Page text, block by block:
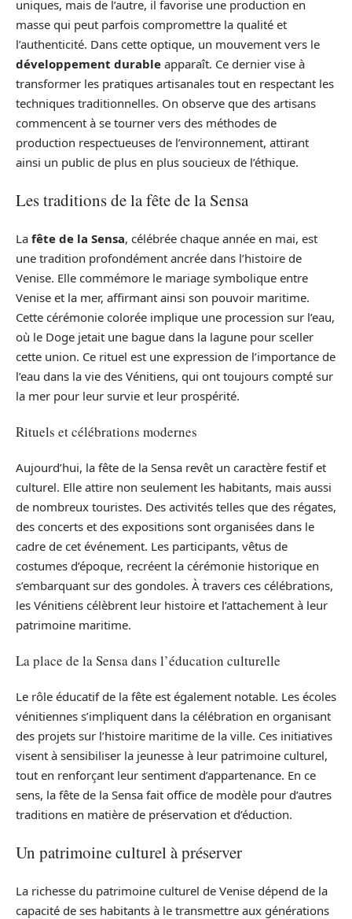
uniques, mais de l’autre, il favorise une production en
masse qui peut parfois compromettre la qualité et
l’authenticité. Dans cette optique, un mouvement vers le
développement durable apparaît. Ce dernier vise à
transformer les pratiques artisanales tout en respectant les
techniques traditionnelles. On observe que des artisans
commencent à se tourner vers des méthodes de
production respectueuses de l’environnement, attirant
ainsi un public de plus en plus soucieux de l’éthique.
Les traditions de la fête de la Sensa
La fête de la Sensa, célébrée chaque année en mai, est
une tradition profondément ancrée dans l’histoire de
Venise. Elle commémore le mariage symbolique entre
Venise et la mer, affirmant ainsi son pouvoir maritime.
Cette cérémonie colorée implique une procession sur l’eau,
où le Doge jetait une bague dans la lagune pour sceller
cette union. Ce rituel est une expression de l’importance de
l’eau dans la vie des Vénitiens, qui ont toujours compté sur
la mer pour leur survie et leur prospérité.
Rituels et célébrations modernes
Aujourd’hui, la fête de la Sensa revêt un caractère festif et
culturel. Elle attire non seulement les habitants, mais aussi
de nombreux touristes. Des activités telles que des régates,
des concerts et des expositions sont organisées dans le
cadre de cet événement. Les participants, vêtus de
costumes d’époque, recréent la cérémonie historique en
s’embarquant sur des gondoles. À travers ces célébrations,
les Vénitiens célèbrent leur histoire et l’attachement à leur
patrimoine maritime.
La place de la Sensa dans l’éducation culturelle
Le rôle éducatif de la fête est également notable. Les écoles
vénitiennes s’impliquent dans la célébration en organisant
des projets sur l’histoire maritime de la ville. Ces initiatives
visent à sensibiliser la jeunesse à leur patrimoine culturel,
tout en renforçant leur sentiment d’appartenance. En ce
sens, la fête de la Sensa fait office de modèle pour d’autres
traditions en matière de préservation et d’éduction.
Un patrimoine culturel à préserver
La richesse du patrimoine culturel de Venise dépend de la
capacité de ses habitants à le transmettre aux générations